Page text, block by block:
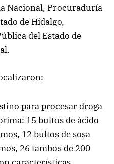
Nacional, Procuraduría
de Hidalgo,
del Estado de
para procesar droga
15 bultos de ácido
12 bultos de sosa
26 tambos de 200